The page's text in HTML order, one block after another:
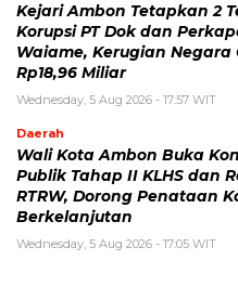
Kejari Ambon Tetapkan 2
Korupsi PT Dok dan
Waiame, Kerugian Negara
Rp18,96 Miliar
Wednesday, 5 Aug 2026 - 17:57 WIT
Daerah
Wali Kota Ambon Buka
Publik Tahap II KLHS dan
RTRW, Dorong Penataan
Berkelanjutan
Wednesday, 5 Aug 2026 - 17:05 WIT